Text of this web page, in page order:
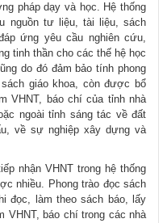
pháp dạy và học. Hệ thống
nguồn tư liệu, tài liệu, sách
ứng yêu cầu nghiên cứu,
tinh thần cho các thế hệ học
do đó đảm bảo tính phong
giáo khoa, còn được bổ
VHNT, báo chí của tỉnh nhà
ngoài tỉnh sáng tác về đất
về sự nghiệp xây dựng và
nhận VHNT trong hệ thống
nhiều. Phong trào đọc sách
đọc, làm theo sách báo, lấy
VHNT, báo chí trong các nhà